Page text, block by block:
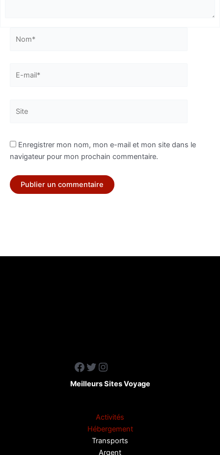
Enregistrer mon nom, mon e-mail et mon site dans le
navigateur pour mon prochain commentaire.
Facebook Twitter Instagram
Meilleurs Sites Voyage
Activités
Hébergement
Transports
Argent